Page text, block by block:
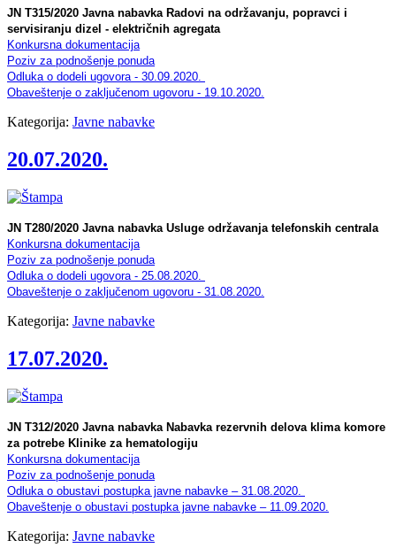
JN T315/2020 Javna nabavka Radovi na održavanju, popravci i
servisiranju dizel - električnih agregata
Konkursna dokumentacija
Poziv za podnošenje ponuda
Odluka o dodeli ugovora - 30.09.2020.
Obaveštenje o zaključenom ugovoru - 19.10.2020.
Kategorija: Javne nabavke
20.07.2020.
JN T280/2020 Javna nabavka Usluge održavanja telefonskih centrala
Konkursna dokumentacija
Poziv za podnošenje ponuda
Odluka o dodeli ugovora - 25.08.2020.
Obaveštenje o zaključenom ugovoru - 31.08.2020.
Kategorija: Javne nabavke
17.07.2020.
JN T312/2020 Javna nabavka Nabavka rezervnih delova klima komore
za potrebe Klinike za hematologiju
Konkursna dokumentacija
Poziv za podnošenje ponuda
Odluka o obustavi postupka javne nabavke – 31.08.2020.
Obaveštenje o obustavi postupka javne nabavke – 11.09.2020.
Kategorija: Javne nabavke